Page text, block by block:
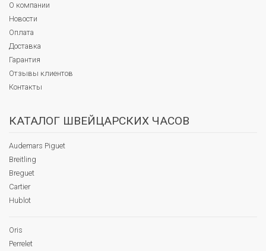
О компании
Новости
Оплата
Доставка
Гарантия
Отзывы клиентов
Контакты
КАТАЛОГ ШВЕЙЦАРСКИХ ЧАСОВ
Audemars Piguet
Breitling
Breguet
Cartier
Hublot
Oris
Perrelet